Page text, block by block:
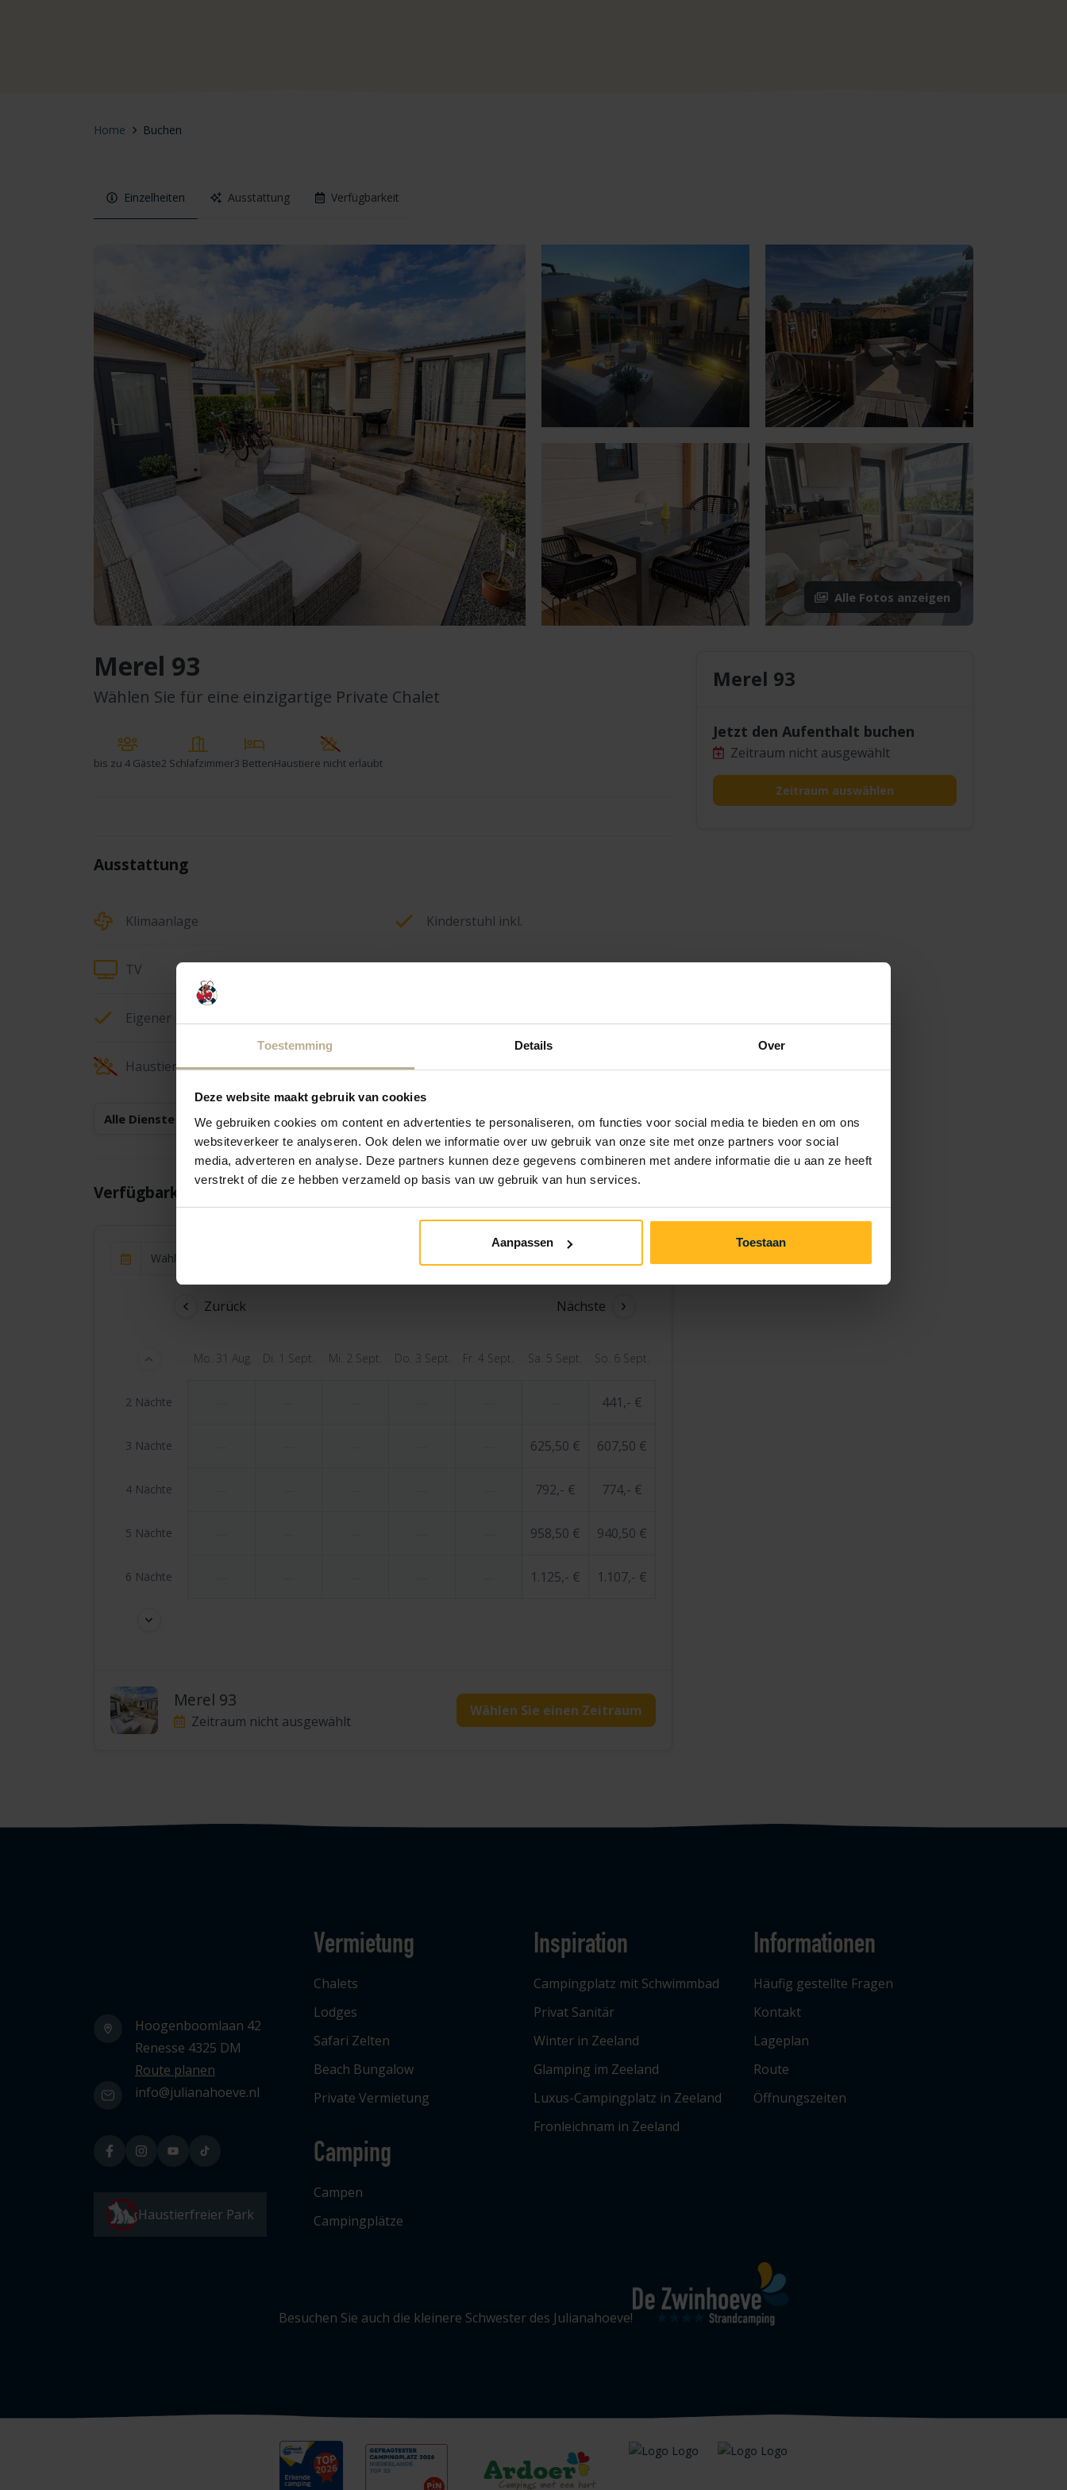
Toestemming Details Over
Deze website maakt gebruik van cookies
We gebruiken cookies om content en advertenties te personaliseren, om functies voor social media te bieden en om ons
websiteverkeer te analyseren. Ook delen we informatie over uw gebruik van onze site met onze partners voor social
media, adverteren en analyse. Deze partners kunnen deze gegevens combineren met andere informatie die u aan ze heeft
verstrekt of die ze hebben verzameld op basis van uw gebruik van hun services.
Aanpassen Toestaan
Home Buchen
Einzelheiten Ausstattung Verfügbarkeit
Alle Fotos anzeigen
Merel 93
Wählen Sie für eine einzigartige Private Chalet
bis zu 4 Gäste2 Schlafzimmer3 BettenHaustiere nicht erlaubt
Ausstattung
Klimaanlage
TV
Eigener Parkplatz
Haustiere nicht erlaubt
Kinderstuhl inkl.
Gartenhaus
Alle Dienste anzeigen
Verfügbarkeit und Preisgestaltung
Wählen Sie den Zeitraum aus
Zurück Nächste
Mo. 31 Aug. Di. 1 Sept. Mi. 2 Sept. Do. 3 Sept. Fr. 4 Sept. Sa. 5 Sept. So. 6 Sept.
2 Nächte 441,- €
3 Nächte 625,50 € 607,50 €
4 Nächte 792,- € 774,- €
5 Nächte 958,50 € 940,50 €
6 Nächte 1.125,- € 1.107,- €
Merel 93
Zeitraum nicht ausgewählt
Wählen Sie einen Zeitraum
Merel 93
Jetzt den Aufenthalt buchen
Zeitraum nicht ausgewählt
Zeitraum auswählen
Hoogenboomlaan 42
Renesse 4325 DM
Route planen
info@julianahoeve.nl
Haustierfreier Park
Vermietung
Chalets
Lodges
Safari Zelten
Beach Bungalow
Private Vermietung
Camping
Campen
Campingplätze
Inspiration
Campingplatz mit Schwimmbad
Privat Sanitär
Winter in Zeeland
Glamping im Zeeland
Luxus-Campingplatz in Zeeland
Fronleichnam in Zeeland
Informationen
Häufig gestellte Fragen
Kontakt
Lageplan
Route
Öffnungszeiten
Besuchen Sie auch die kleinere Schwester des Julianahoeve!